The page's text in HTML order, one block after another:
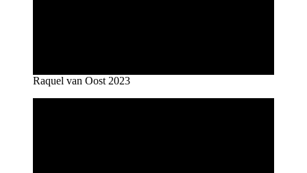
Raquel van Oost 2023